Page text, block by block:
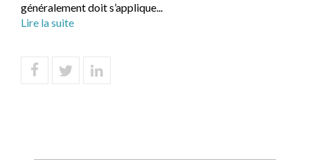
généralement doit s’applique...
Lire la suite